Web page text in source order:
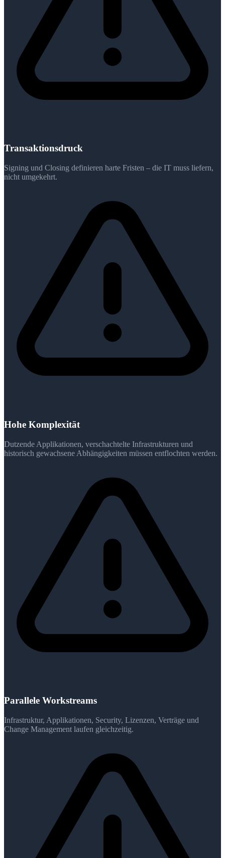
Transaktionsdruck
Signing und Closing definieren harte Fristen – die IT muss liefern,
nicht umgekehrt.
Hohe Komplexität
Dutzende Applikationen, verschachtelte Infrastrukturen und
historisch gewachsene Abhängigkeiten müssen entflochten werden.
Parallele Workstreams
Infrastruktur, Applikationen, Security, Lizenzen, Verträge und
Change Management laufen gleichzeitig.